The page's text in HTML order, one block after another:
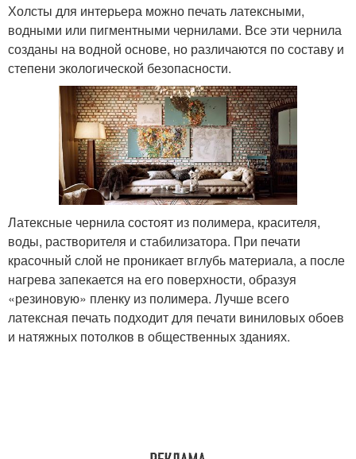
Холсты для интерьера можно печать латексными,
водными или пигментными чернилами. Все эти чернила
созданы на водной основе, но различаются по составу и
степени экологической безопасности.
Латексные чернила состоят из полимера, красителя,
воды, растворителя и стабилизатора. При печати
красочный слой не проникает вглубь материала, а после
нагрева запекается на его поверхности, образуя
«резиновую» пленку из полимера. Лучше всего
латексная печать подходит для печати виниловых обоев
и натяжных потолков в общественных зданиях.